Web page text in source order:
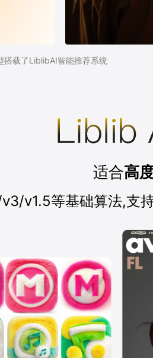
载了LiblibAI智能推荐系统
适合高
v1.5等基础算法,支